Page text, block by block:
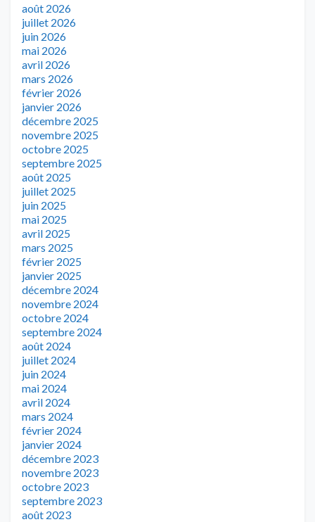
août 2026
juillet 2026
juin 2026
mai 2026
avril 2026
mars 2026
février 2026
janvier 2026
décembre 2025
novembre 2025
octobre 2025
septembre 2025
août 2025
juillet 2025
juin 2025
mai 2025
avril 2025
mars 2025
février 2025
janvier 2025
décembre 2024
novembre 2024
octobre 2024
septembre 2024
août 2024
juillet 2024
juin 2024
mai 2024
avril 2024
mars 2024
février 2024
janvier 2024
décembre 2023
novembre 2023
octobre 2023
septembre 2023
août 2023